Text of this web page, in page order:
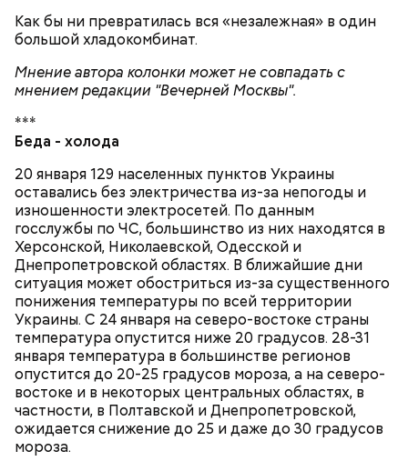
Как бы ни превратилась вся «незалежная» в один
большой хладокомбинат.
Мнение автора колонки может не совпадать с
мнением редакции "Вечерней Москвы".
***
Беда - холода
20 января 129 населенных пунктов Украины
оставались без электричества из-за непогоды и
изношенности электросетей. По данным
госслужбы по ЧС, большинство из них находятся в
Херсонской, Николаевской, Одесской и
Днепропетровской областях. В ближайшие дни
ситуация может обостриться из-за существенного
понижения температуры по всей территории
Украины. С 24 января на северо-востоке страны
температура опустится ниже 20 градусов. 28-31
января температура в большинстве регионов
опустится до 20-25 градусов мороза, а на северо-
востоке и в некоторых центральных областях, в
частности, в Полтавской и Днепропетровской,
ожидается снижение до 25 и даже до 30 градусов
мороза.
Множество людей совершают паломнические
поездки, чтобы поклониться мощам Святителя
Николая, которые находятся в Италии. 19 декабря
отмечается Никола Зимний, а 22 мая Никола вешний
или летний. Этот день установлен в память об
обретении его мощей.
Молитва Николаю чудотворцу
Первые блюда